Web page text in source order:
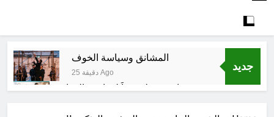
جديد
المشانق وسياسة الخوف
25 دقيقة Ago
صحتنا في خطر: معاً لمواجهة المواد
3 ساعات Ago